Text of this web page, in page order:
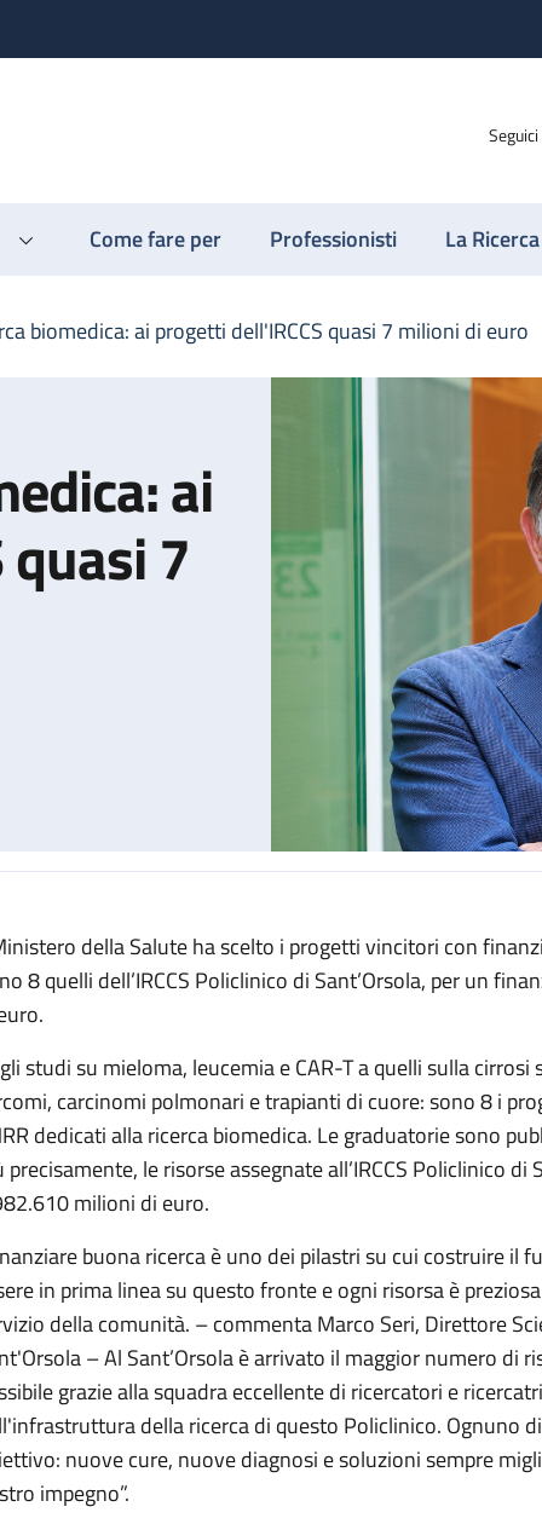
Seguici
Come fare per Professionisti La Ricerca
biomedica: ai progetti dell'IRCCS quasi 7 milioni di euro
ai
7
progetti dell'IRCCS quasi 7 milioni di euro
della Salute ha scelto i progetti vincitori con
8 quelli dell’IRCCS Policlinico di Sant’Orsola, per un
studi su mieloma, leucemia e CAR-T a quelli sulla
carcinomi polmonari e trapianti di cuore: sono 8 i
dedicati alla ricerca biomedica. Le graduatorie sono
precisamente, le risorse assegnate all’IRCCS Policlinico
milioni di euro.
buona ricerca è uno dei pilastri su cui costruire il
in prima linea su questo fronte e ogni risorsa è
della comunità. – commenta Marco Seri, Direttore
– Al Sant’Orsola è arrivato il maggior numero di
grazie alla squadra eccellente di ricercatori e
della ricerca di questo Policlinico. Ognuno
nuove cure, nuove diagnosi e soluzioni sempre
impegno”.